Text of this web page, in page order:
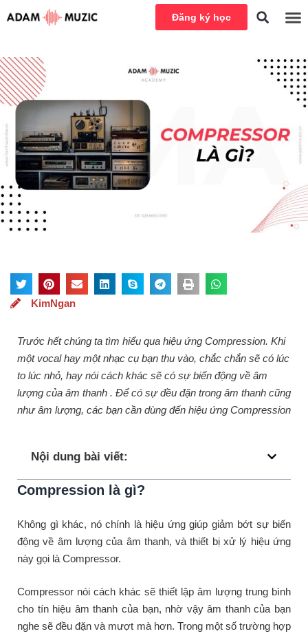
Đăng ký học
KimNgan
Trước hết chúng ta tìm hiểu qua hiệu ứng Compression. Khi
một vocal hay một nhạc cụ bạn thu vào, chắc chắn sẽ có lúc
to lúc nhỏ, hay nói cách khác sẽ có sự biến động về âm
lượng của âm thanh . Để có sự đều đặn trong âm thanh cũng
như âm lượng, các bạn cần dùng đến hiệu ứng Compression
Nội dung bài viết:
Compression là gì?
Không gì khác, nó chính là hiệu ứng giúp giảm bớt sự biến
động về âm lượng của âm thanh, và thiết bị xử lý hiệu ứng
này gọi là Compressor.
Compressor nói cách khác sẽ thiết lập âm lượng trung bình
cho tín hiệu âm thanh của bạn, nhờ vậy âm thanh của bạn
nghe sẽ đều đặn và mượt mà hơn. Trong một số trường hợp